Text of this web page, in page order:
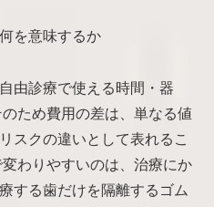
を意味するか
由診療で使える時間・器
ため費用の差は、単なる値
スクの違いとして表れるこ
わりやすいのは、治療にか
する歯だけを隔離するゴム